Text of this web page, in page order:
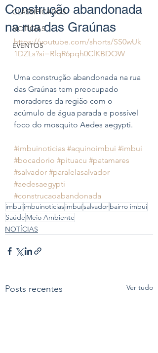
CLASSIFICADOS
NOTÍCIAS
EVENTOS
Construção abandonada
na rua das Graúnas
https://youtube.com/shorts/SS0wUk
1DZLs?si=RlqR6pqh0ClKBDOW
Uma construção abandonada na rua
das Graúnas tem preocupado
moradores da região com o
acúmulo de água parada e possível
foco do mosquito Aedes aegypti.
#imbuinoticias #aquinoimbui #imbui
#bocadorio #pituacu #patamares
#salvador #paralelasalvador
#aedesaegypti
#construcaoabandonada
imbuiimbuinoticiasimbuísalvadorbairro imbui
Saúde Meio Ambiente
NOTÍCIAS
Posts recentes Ver tudo